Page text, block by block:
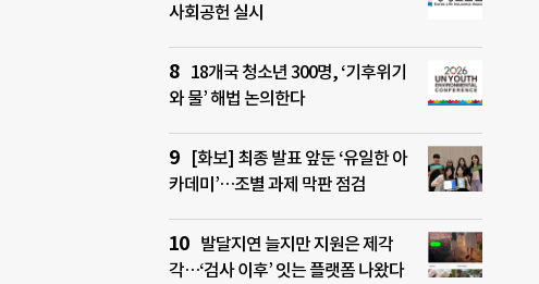
사회공헌 실시
18개국 청소년 300명, ‘기후위기
와 물’ 해법 논의한다
[화보] 최종 발표 앞둔 ‘유일한 아
카데미’…조별 과제 막판 점검
발달지연 늘지만 지원은 제각
각…‘검사 이후’ 잇는 플랫폼 나왔다